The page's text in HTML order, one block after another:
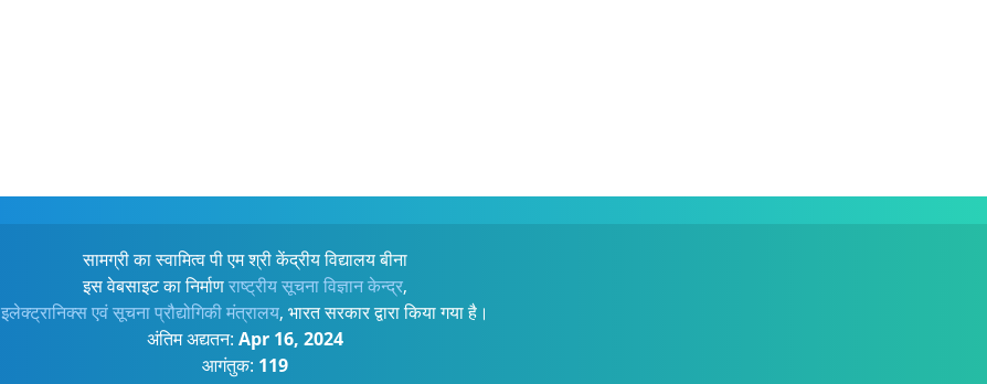
सामग्री का स्वामित्व पी एम श्री केंद्रीय विद्यालय बीना
इस वेबसाइट का निर्माणराष्ट्रीय सूचना विज्ञान केन्द्र,
इलेक्ट्रानिक्स एवं सूचना प्रौद्योगिकी मंत्रालय, भारत सरकार द्वारा किया गया है।
अंतिम अद्यतन: Apr 16, 2024
आगंतुक: 119